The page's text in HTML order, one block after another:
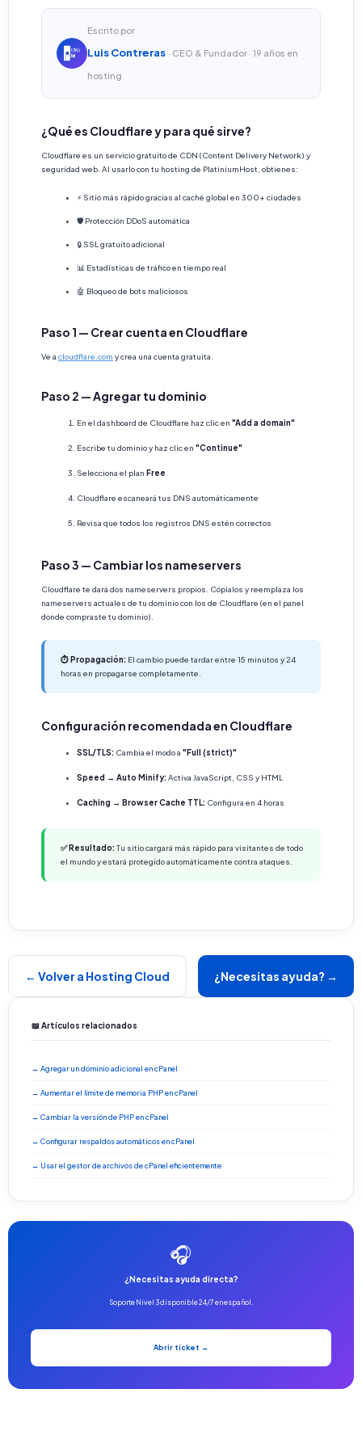
Escrito por
Luis Contreras · CEO & Fundador · 19 años en
hosting
¿Qué es Cloudflare y para qué sirve?
Cloudflare es un servicio gratuito de CDN (Content Delivery Network) y
seguridad web. Al usarlo con tu hosting de PlatiniumHost, obtienes:
⚡ Sitio más rápido gracias al caché global en 300+ ciudades
🛡️ Protección DDoS automática
🔒 SSL gratuito adicional
📊 Estadísticas de tráfico en tiempo real
🤖 Bloqueo de bots maliciosos
Paso 1 — Crear cuenta en Cloudflare
Ve a cloudflare.com y crea una cuenta gratuita.
Paso 2 — Agregar tu dominio
En el dashboard de Cloudflare haz clic en "Add a domain"
Escribe tu dominio y haz clic en "Continue"
Selecciona el plan Free
Cloudflare escaneará tus DNS automáticamente
Revisa que todos los registros DNS estén correctos
Paso 3 — Cambiar los nameservers
Cloudflare te dará dos nameservers propios. Cópialos y reemplaza los
nameservers actuales de tu dominio con los de Cloudflare (en el panel
donde compraste tu dominio).
⏱ Propagación: El cambio puede tardar entre 15 minutos y 24
horas en propagarse completamente.
Configuración recomendada en Cloudflare
SSL/TLS: Cambia el modo a "Full (strict)"
Speed → Auto Minify: Activa JavaScript, CSS y HTML
Caching → Browser Cache TTL: Configura en 4 horas
✅ Resultado: Tu sitio cargará más rápido para visitantes de todo
el mundo y estará protegido automáticamente contra ataques.
← Volver a Hosting Cloud ¿Necesitas ayuda? →
📖 Artículos relacionados
→ Agregar un dominio adicional en cPanel
→ Aumentar el límite de memoria PHP en cPanel
→ Cambiar la versión de PHP en cPanel
→ Configurar respaldos automáticos en cPanel
→ Usar el gestor de archivos de cPanel eficientemente
🎧
¿Necesitas ayuda directa?
Soporte Nivel 3 disponible 24/7 en español.
Abrir ticket →